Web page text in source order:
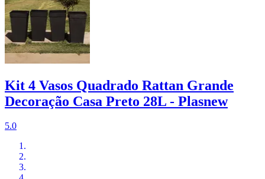
Kit 4 Vasos Quadrado Rattan Grande
Decoração Casa Preto 28L - Plasnew
5.0